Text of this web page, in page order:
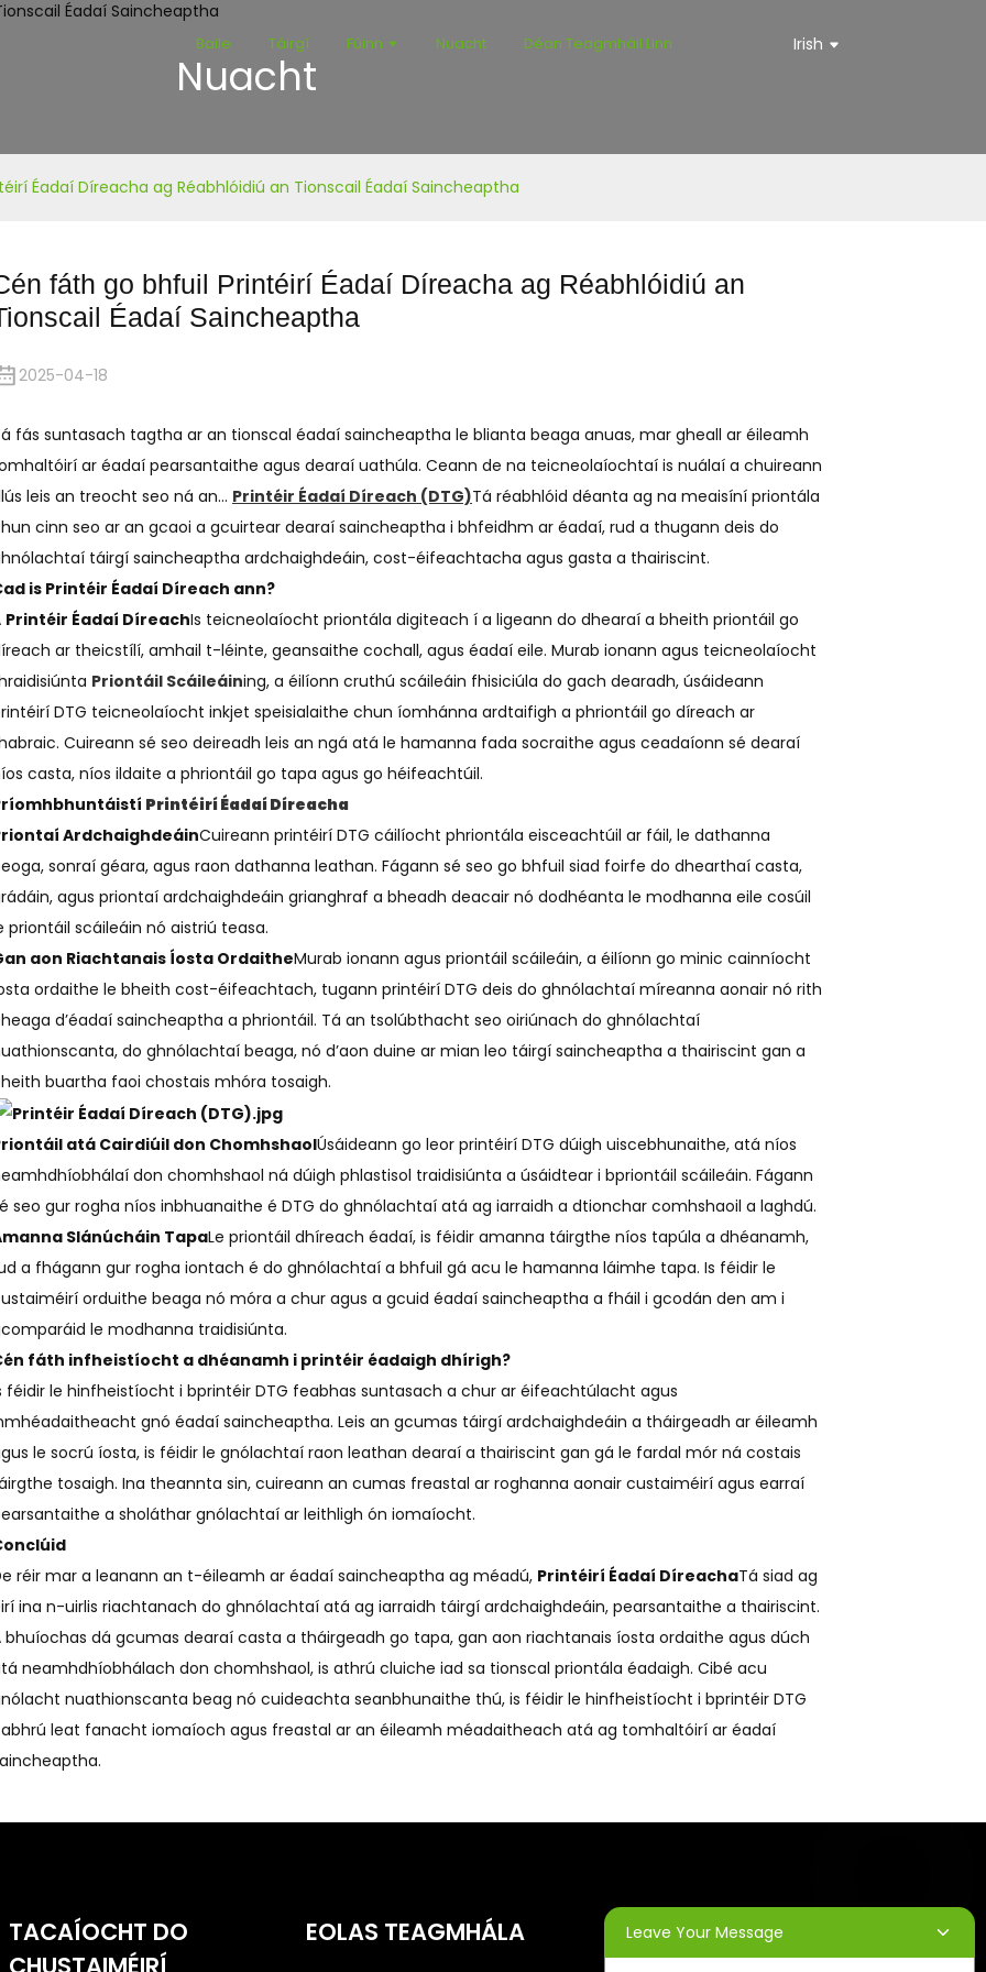
Baile Táirgí Fúinn Nuacht Déan Teagmháil Linn Irish
Nuacht
Éadaí Díreacha ag Réabhlóidiú an Tionscail Éadaí Saincheaptha
fáth go bhfuil Printéirí Éadaí Díreacha ag Réabhlóidiú an
Éadaí Saincheaptha
2025-04-18
fás suntasach tagtha ar an tionscal éadaí saincheaptha le blianta beaga anuas, mar gheall ar éileamh
ar éadaí pearsantaithe agus dearaí uathúla. Ceann de na teicneolaíochtaí is nuálaí a chuireann
leis an treocht seo ná an... Printéir Éadaí Díreach (DTG)Tá réabhlóid déanta ag na meaisíní priontála
cinn seo ar an gcaoi a gcuirtear dearaí saincheaptha i bhfeidhm ar éadaí, rud a thugann deis do
táirgí saincheaptha ardchaighdeáin, cost-éifeachtacha agus gasta a thairiscint.
is Printéir Éadaí Díreach ann?
Printéir Éadaí DíreachIs teicneolaíocht priontála digiteach í a ligeann do dhearaí a bheith priontáil go
ar theicstílí, amhail t-léinte, geansaithe cochall, agus éadaí eile. Murab ionann agus teicneolaíocht
Priontáil Scáileáining, a éilíonn cruthú scáileáin fhisiciúla do gach dearadh, úsáideann
DTG teicneolaíocht inkjet speisialaithe chun íomhánna ardtaifigh a phriontáil go díreach ar
Cuireann sé seo deireadh leis an ngá atá le hamanna fada socraithe agus ceadaíonn sé dearaí
casta, níos ildaite a phriontáil go tapa agus go héifeachtúil.
Printéirí Éadaí Díreacha
ArdchaighdeáinCuireann printéirí DTG cáilíocht phriontála eisceachtúil ar fáil, le dathanna
sonraí géara, agus raon dathanna leathan. Fágann sé seo go bhfuil siad foirfe do dhearthaí casta,
agus priontaí ardchaighdeáin grianghraf a bheadh ​​​​deacair nó dodhéanta le modhanna eile cosúil
priontáil scáileáin nó aistriú teasa.
aon Riachtanais Íosta OrdaitheMurab ionann agus priontáil scáileáin, a éilíonn go minic cainníocht
ordaithe le bheith cost-éifeachtach, tugann printéirí DTG deis do ghnólachtaí míreanna aonair nó rith
d’éadaí saincheaptha a phriontáil. Tá an tsolúbthacht seo oiriúnach do ghnólachtaí
do ghnólachtaí beaga, nó d’aon duine ar mian leo táirgí saincheaptha a thairiscint gan a
buartha faoi chostais mhóra tosaigh.
atá Cairdiúil don ChomhshaolÚsáideann go leor printéirí DTG dúigh uiscebhunaithe, atá níos
don chomhshaol ná dúigh phlastisol traidisiúnta a úsáidtear i bpriontáil scáileáin. Fágann
seo gur rogha níos inbhuanaithe é DTG do ghnólachtaí atá ag iarraidh a dtionchar comhshaoil ​​a laghdú.
Slánúcháin TapaLe priontáil dhíreach éadaí, is féidir amanna táirgthe níos tapúla a dhéanamh,
a fhágann gur rogha iontach é do ghnólachtaí a bhfuil gá acu le hamanna láimhe tapa. Is féidir le
orduithe beaga nó móra a chur agus a gcuid éadaí saincheaptha a fháil i gcodán den am i
le modhanna traidisiúnta.
fáth infheistíocht a dhéanamh i printéir éadaigh dhírigh?
féidir le hinfheistíocht i bprintéir DTG feabhas suntasach a chur ar éifeachtúlacht agus
gnó éadaí saincheaptha. Leis an gcumas táirgí ardchaighdeáin a tháirgeadh ar éileamh
le socrú íosta, is féidir le gnólachtaí raon leathan dearaí a thairiscint gan gá le fardal mór ná costais
tosaigh. Ina theannta sin, cuireann an cumas freastal ar roghanna aonair custaiméirí agus earraí
a sholáthar gnólachtaí ar leithligh ón iomaíocht.
réir mar a leanann an t-éileamh ar éadaí saincheaptha ag méadú, Printéirí Éadaí DíreachaTá siad ag
ina n-uirlis riachtanach do ghnólachtaí atá ag iarraidh táirgí ardchaighdeáin, pearsantaithe a thairiscint.
bhuíochas dá gcumas dearaí casta a tháirgeadh go tapa, gan aon riachtanais íosta ordaithe agus dúch
neamhdhíobhálach don chomhshaol, is athrú cluiche iad sa tionscal priontála éadaigh. Cibé acu
nuathionscanta beag nó cuideachta seanbhunaithe thú, is féidir le hinfheistíocht i bprintéir DTG
leat fanacht iomaíoch agus freastal ar an éileamh méadaitheach atá ag tomhaltóirí ar éadaí
TACAÍOCHT DO
EOLAS TEAGMHÁLA NUACHTLITREACHA
Leave Your Message